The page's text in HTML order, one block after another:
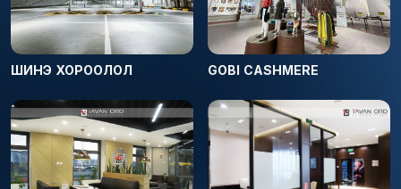
ШИНЭ ХОРООЛОЛ GOBI CASHMERE